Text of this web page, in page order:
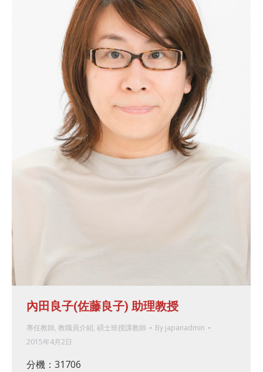
內田良子(佐藤良子) 助理教授
專任教師, 教職員介紹, 碩士班授課教師 By japanadmin
2015年4月2日
分機：31706